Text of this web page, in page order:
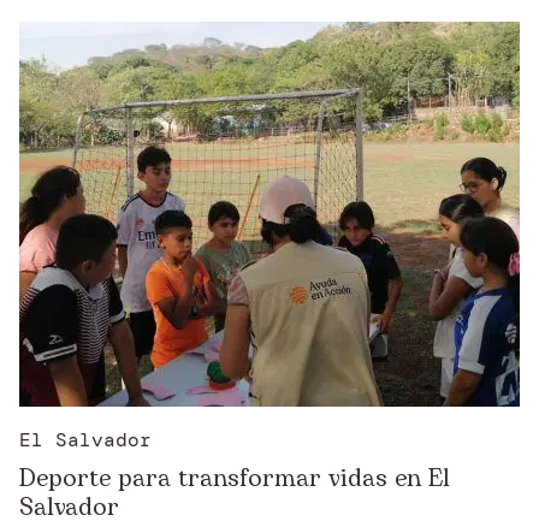
El Salvador
Deporte para transformar vidas en El
Salvador